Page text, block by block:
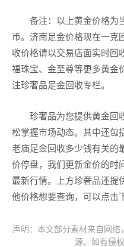
备注：以上黄金价格为
币。济南足金价格现在一克
收价格请以交易店面实时回
福珠宝、金至尊等更多黄金
注珍奢品足金回收专栏。
珍奢品为您提供黄金回
松掌握市场动态。其中还包
老庙足金回收多少钱有关的
价停盘，我们更新金价的时
最新行情。上方珍奢品还提
他价格想要查询，可以点击
声明：本文部分素材来自网
源。如有侵